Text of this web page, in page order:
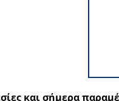
και σήμερα